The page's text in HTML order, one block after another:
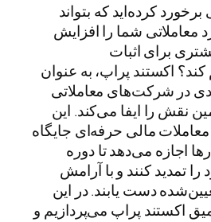
برخورد کرده‌اید که بتواند
معاملاتی شما را افزایش
برای اثبات
اکستند پراپ، به عنوان
در شرکت‌های معاملاتی
نقش را ایفا می‌کند. این
مالی حرفه‌ای جایگاه
اجازه می‌دهد تا دوره
تمدید کنند و با آرامش
دست یابند. در این
اکستند پراپ می‌پردازیم و